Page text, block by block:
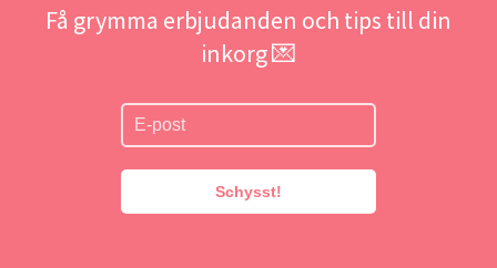
Få grymma erbjudanden och tips till din
inkorg 💌
Schysst!